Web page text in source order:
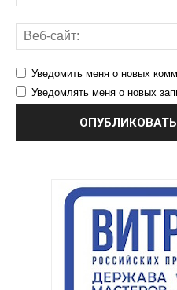
Уведомить меня о новых
Уведомлять меня о новых